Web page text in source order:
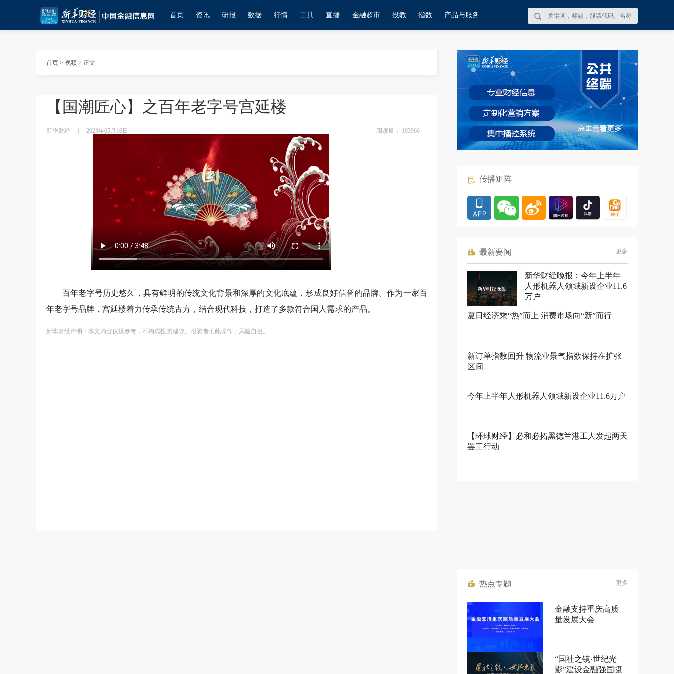
首页 资讯 研报 数据 行情 工具 直播 金融超市 投教 指数 产品与服务
首页 > 视频 > 正文
【国潮匠心】之百年老字号宫延楼
新华财经 2023年05月10日 阅读量： 103966
百年老字号历史悠久，具有鲜明的传统文化背景和深厚的文化底蕴，形成良好信誉的品牌。作为一家百
年老字号品牌，宫延楼着力传承传统古方，结合现代科技，打造了多款符合国人需求的产品。
新华财经声明：本文内容仅供参考，不构成投资建议。投资者据此操作，风险自担。
传播矩阵
最新要闻 更多
新华财经晚报：今年上半年
人形机器人领域新设企业11.6
万户
夏日经济乘“热”而上 消费市场向“新”而行
新订单指数回升 物流业景气指数保持在扩张
区间
今年上半年人形机器人领域新设企业11.6万户
【环球财经】必和必拓黑德兰港工人发起两天
罢工行动
热点专题 更多
金融支持重庆高质
量发展大会
“国社之镜·世纪光
影”建设金融强国摄